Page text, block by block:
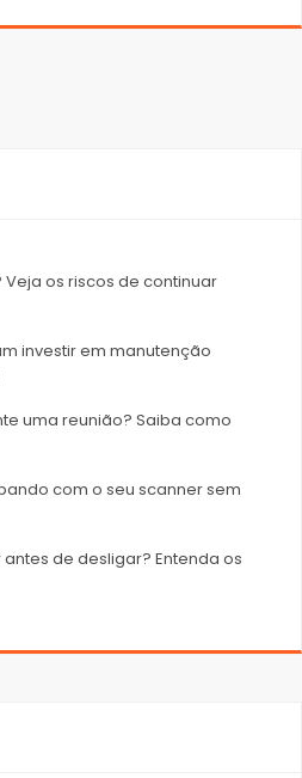
os riscos de continuar
investir em manutenção
uma reunião? Saiba como
com o seu scanner sem
de desligar? Entenda os